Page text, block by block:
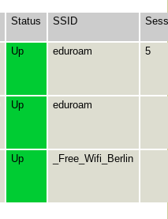
Status SSID
Up eduroam 5
Up eduroam
Up _Free_Wifi_Berlin